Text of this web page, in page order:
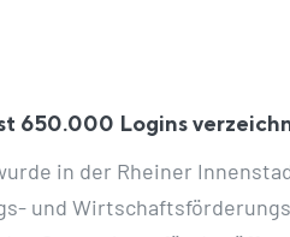
650.000 Logins
in der Rheiner
und